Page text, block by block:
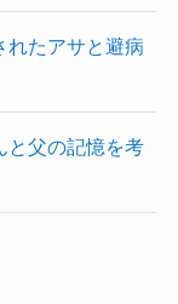
れたアサと避病
と父の記憶を考